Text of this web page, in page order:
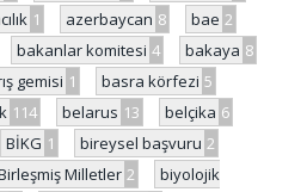
1 azerbaycan 8 bae 2
bakanlar komitesi 4 bakaya 8
gemisi 1 basra körfezi 5
114 belarus 13 belçika 6
BİKG 1 bireysel başvuru 2
Milletler 2
biyolojik